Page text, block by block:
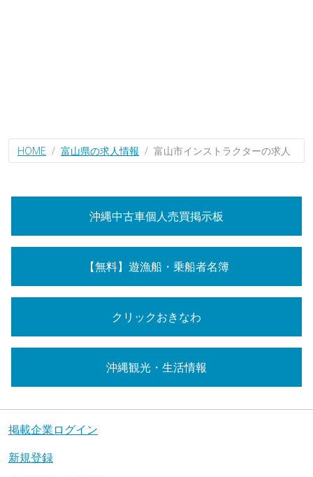
HOME 富山県の求人情報 富山市インストラクターの求人
沖縄中古車個人売買掲示板
【無料】遊漁船・乗船者名簿
クリックおきなわ
沖縄観光・生活情報
掲載企業ログイン
新規登録